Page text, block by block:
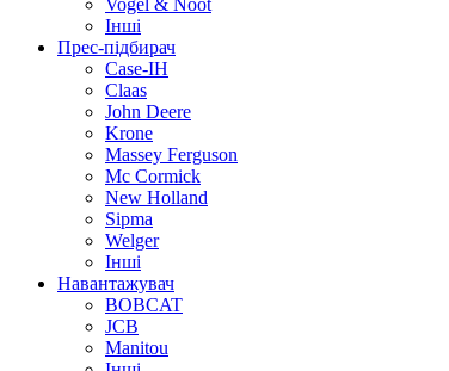
Vogel & Noot
Інші
Прес-підбирач
Case-IH
Claas
John Deere
Krone
Massey Ferguson
Mc Cormick
New Holland
Sipma
Welger
Інші
Навантажувач
BOBCAT
JCB
Manitou